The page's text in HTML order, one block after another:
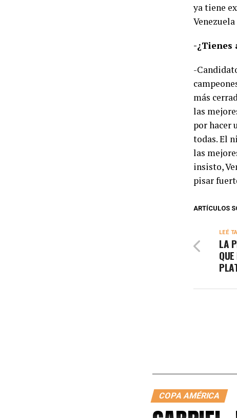
ya tiene
-¿Tienes
-
más
las
por hacer
todas. El
las
insisto,
pisar
ARTÍCULOS
LEÉ
LA
COPA AMÉRICA